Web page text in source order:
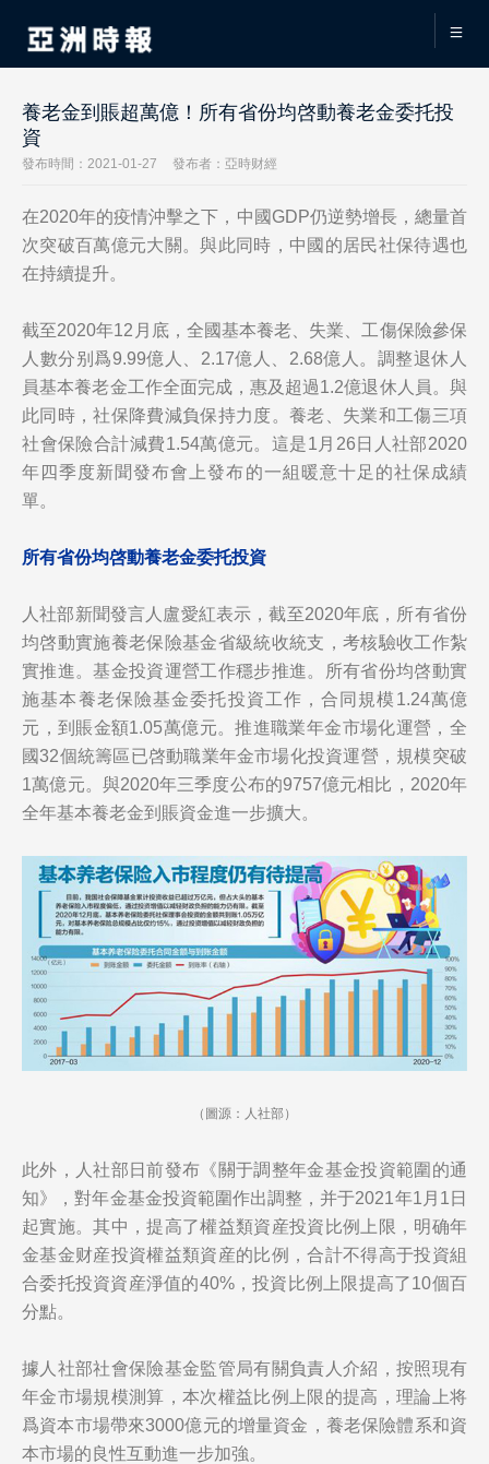
養老金到賬超萬億！所有省份均啓動養老金委托投
資
發布時間：2021-01-27 發布者：亞時财經
在2020年的疫情沖擊之下，中國GDP仍逆勢增長，總量首
次突破百萬億元大關。與此同時，中國的居民社保待遇也
在持續提升。
截至2020年12月底，全國基本養老、失業、工傷保險參保
人數分别爲9.99億人、2.17億人、2.68億人。調整退休人
員基本養老金工作全面完成，惠及超過1.2億退休人員。與
此同時，社保降費減負保持力度。養老、失業和工傷三項
社會保險合計減費1.54萬億元。這是1月26日人社部2020
年四季度新聞發布會上發布的一組暖意十足的社保成績
單。
所有省份均啓動養老金委托投資
人社部新聞發言人盧愛紅表示，截至2020年底，所有省份
均啓動實施養老保險基金省級統收統支，考核驗收工作紮
實推進。基金投資運營工作穩步推進。所有省份均啓動實
施基本養老保險基金委托投資工作，合同規模1.24萬億
元，到賬金額1.05萬億元。推進職業年金市場化運營，全
國32個統籌區已啓動職業年金市場化投資運營，規模突破
1萬億元。與2020年三季度公布的9757億元相比，2020年
全年基本養老金到賬資金進一步擴大。
（圖源：人社部）
此外，人社部日前發布《關于調整年金基金投資範圍的通
知》，對年金基金投資範圍作出調整，并于2021年1月1日
起實施。其中，提高了權益類資産投資比例上限，明确年
金基金财産投資權益類資産的比例，合計不得高于投資組
合委托投資資産淨值的40%，投資比例上限提高了10個百
分點。
據人社部社會保險基金監管局有關負責人介紹，按照現有
年金市場規模測算，本次權益比例上限的提高，理論上将
爲資本市場帶來3000億元的增量資金，養老保險體系和資
本市場的良性互動進一步加強。